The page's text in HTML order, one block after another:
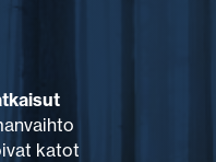
katot